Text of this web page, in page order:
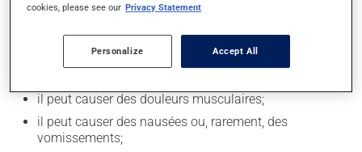
il peut causer des maux de tête;
il peut causer de la constipation - pour la prévenir,
buvez beaucoup, prenez plus de fibres alimentaires;
il peut causer des douleurs musculaires;
il peut causer des nausées ou, rarement, des
vomissements;
cookies, please see our Privacy Statement
Personalize Accept All